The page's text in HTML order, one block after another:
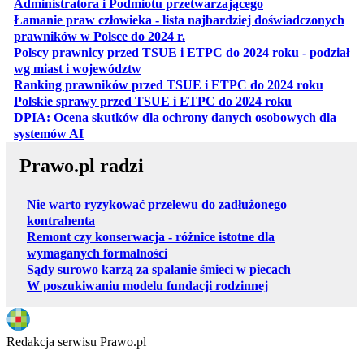
Administratora i Podmiotu przetwarzającegootwiera się w
Łamanie praw człowieka - lista najbardziej doświadczonych
prawników w Polsce do 2024 r.
Polscy prawnicy przed TSUE i ETPC do 2024 roku - podział
wg miast i województwotwiera się w nowej karcie
Ranking prawników przed TSUE i ETPC do 2024 roku
Polskie sprawy przed TSUE i ETPC do 2024 roku
DPIA: Ocena skutków dla ochrony danych osobowych dla
systemów AIotwiera się w nowej karcie
Prawo.pl radzi
Nie warto ryzykować przelewu do zadłużonego
kontrahenta
Remont czy konserwacja - różnice istotne dla
wymaganych formalności
Sądy surowo karzą za spalanie śmieci w piecach
W poszukiwaniu modelu fundacji rodzinnej
Redakcja serwisu Prawo.pl